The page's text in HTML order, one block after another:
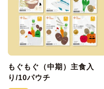
もぐもぐ（中期）主食入
り/10パウチ